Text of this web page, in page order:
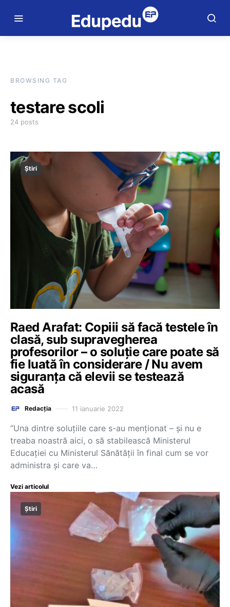
BROWSING TAG
testare scoli
24 posts
Știri
Raed Arafat: Copiii să facă testele în
clasă, sub supravegherea
profesorilor – o soluție care poate să
fie luată în considerare / Nu avem
siguranța că elevii se testează
acasă
Redacția 11 ianuarie 2022
“Una dintre soluțiile care s-au menționat – și nu e
treaba noastră aici, o să stabilească Ministerul
Educației cu Ministerul Sănătății în final cum se vor
administra și care va…
Vezi articolul
Știri